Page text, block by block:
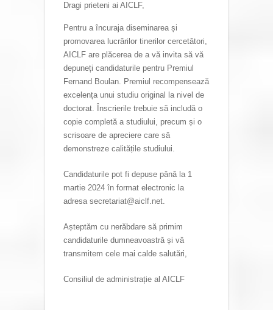
Dragi prieteni ai AICLF,
Pentru a încuraja diseminarea și
promovarea lucrărilor tinerilor cercetători,
AICLF are plăcerea de a vă invita să vă
depuneți candidaturile pentru Premiul
Fernand Boulan. Premiul recompensează
excelența unui studiu original la nivel de
doctorat. Înscrierile trebuie să includă o
copie completă a studiului, precum și o
scrisoare de apreciere care să
demonstreze calitățile studiului.
Candidaturile pot fi depuse până la 1
martie 2024 în format electronic la
adresa secretariat@aiclf.net.
Așteptăm cu nerăbdare să primim
candidaturile dumneavoastră și vă
transmitem cele mai calde salutări,
Consiliul de administrație al AICLF